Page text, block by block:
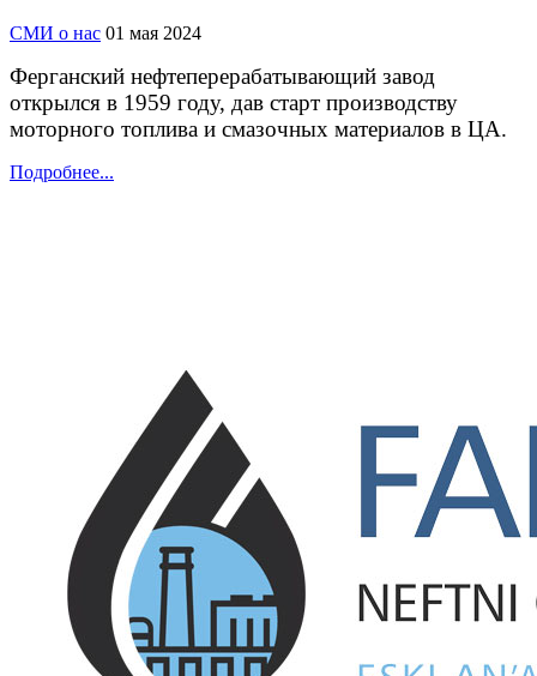
СМИ о нас 01 мая 2024
Ферганский нефтеперерабатывающий завод
открылся в 1959 году, дав старт производству
моторного топлива и смазочных материалов в ЦА.
Подробнее...